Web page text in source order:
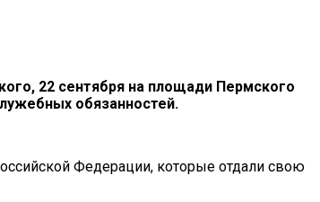
22 сентября на площади Пермского
обязанностей.
Федерации, которые отдали свою